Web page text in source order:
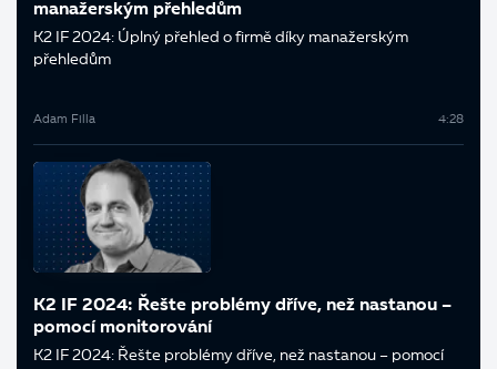
manažerským přehledům
K2 IF 2024: Úplný přehled o firmě díky manažerským
přehledům
Adam Filla 4:28
K2 IF 2024: Řešte problémy dříve, než nastanou –
pomocí monitorování
K2 IF 2024: Řešte problémy dříve, než nastanou – pomocí